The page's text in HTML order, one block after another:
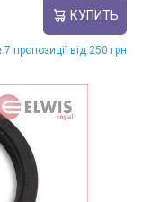
КУПИТЬ
пропозиції від 250 грн